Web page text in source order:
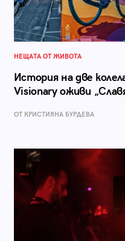
НЕЩАТА ОТ ЖИВОТА
История на две
Visionary оживи
ОТ КРИСТИЯНА БУРДЕВА